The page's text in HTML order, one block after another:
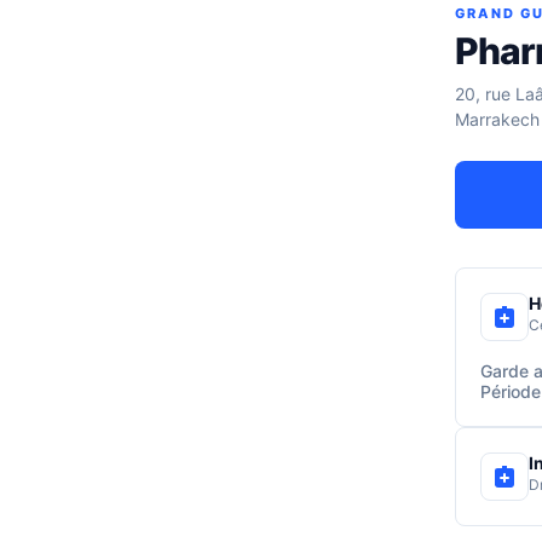
GRAND
20, rue
Marrakech
Garde
Période